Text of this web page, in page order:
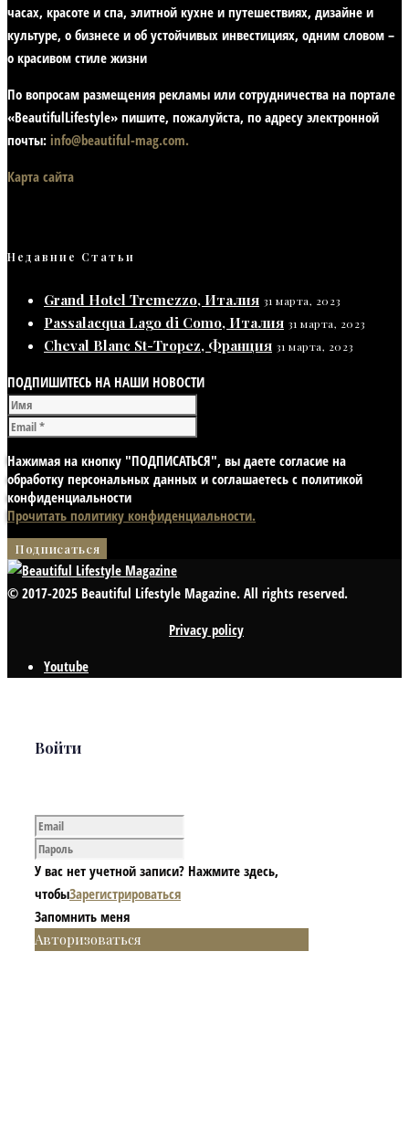
часах, красоте и спа, элитной кухне и путешествиях, дизайне и
культуре, о бизнесе и об устойчивых инвестициях, одним словом –
о красивом стиле жизни
По вопросам размещения рекламы или сотрудничества на портале
«BeautifulLifestyle» пишите, пожалуйста, по адресу электронной
почты: info@beautiful-mag.com.
Карта сайта
Недавние Статьи
Grand Hotel Tremezzo, Италия 31 марта, 2023
Passalacqua Lago di Como, Италия 31 марта, 2023
Cheval Blanc St-Tropez, Франция 31 марта, 2023
ПОДПИШИТЕСЬ НА НАШИ НОВОСТИ
Нажимая на кнопку "ПОДПИСАТЬСЯ", вы даете согласие на
обработку персональных данных и соглашаетесь с политикой
конфиденциальности
Прочитать политику конфиденциальности.
© 2017-2025 Beautiful Lifestyle Magazine. All rights reserved.
Privacy policy
Youtube
Войти
У вас нет учетной записи? Нажмите здесь,
чтобыЗарегистрироваться
Запомнить меня
Авторизоваться